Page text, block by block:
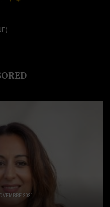
2021
2 DICEMBRE 2020
2020